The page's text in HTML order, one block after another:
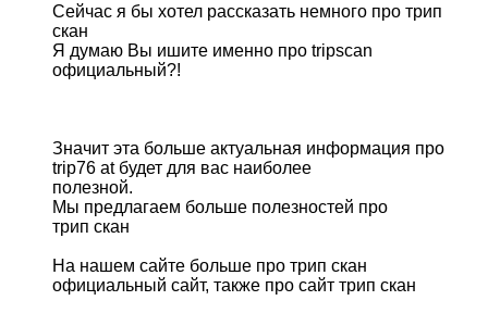
Сейчас я бы хотел рассказать немного про трип
скан
Я думаю Вы ишите именно про tripscan
официальный?!
Значит эта больше актуальная информация про
trip76 at будет для вас наиболее
полезной.
Мы предлагаем больше полезностей про
трип скан
На нашем сайте больше про трип скан
официальный сайт, также про сайт трип скан